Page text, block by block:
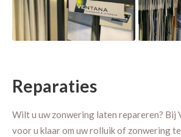
Reparaties
Wilt u uw zonwering laten repareren? Bij
voor u klaar om uw rolluik of zonwering